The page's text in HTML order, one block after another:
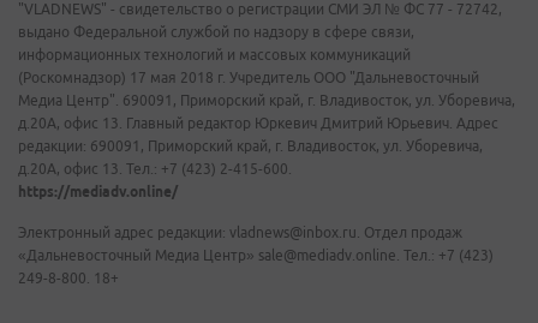
"VLADNEWS" - свидетельство о регистрации СМИ ЭЛ № ФС 77 - 72742,
выдано Федеральной службой по надзору в сфере связи,
информационных технологий и массовых коммуникаций
(Роскомнадзор) 17 мая 2018 г. Учредитель ООО "Дальневосточный
Медиа Центр". 690091, Приморский край, г. Владивосток, ул. Уборевича,
д.20А, офис 13. Главный редактор Юркевич Дмитрий Юрьевич. Адрес
редакции: 690091, Приморский край, г. Владивосток, ул. Уборевича,
д.20А, офис 13. Тел.: +7 (423) 2-415-600.
https://mediadv.online/
Электронный адрес редакции: vladnews@inbox.ru. Отдел продаж
«Дальневосточный Медиа Центр» sale@mediadv.online. Тел.: +7 (423)
249-8-800. 18+